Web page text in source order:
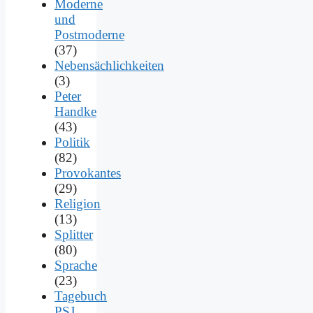
Moderne
und
Postmoderne
(37)
Nebensächlichkeiten
(3)
Peter
Handke
(43)
Politik
(82)
Provokantes
(29)
Religion
(13)
Splitter
(80)
Sprache
(23)
Tagebuch